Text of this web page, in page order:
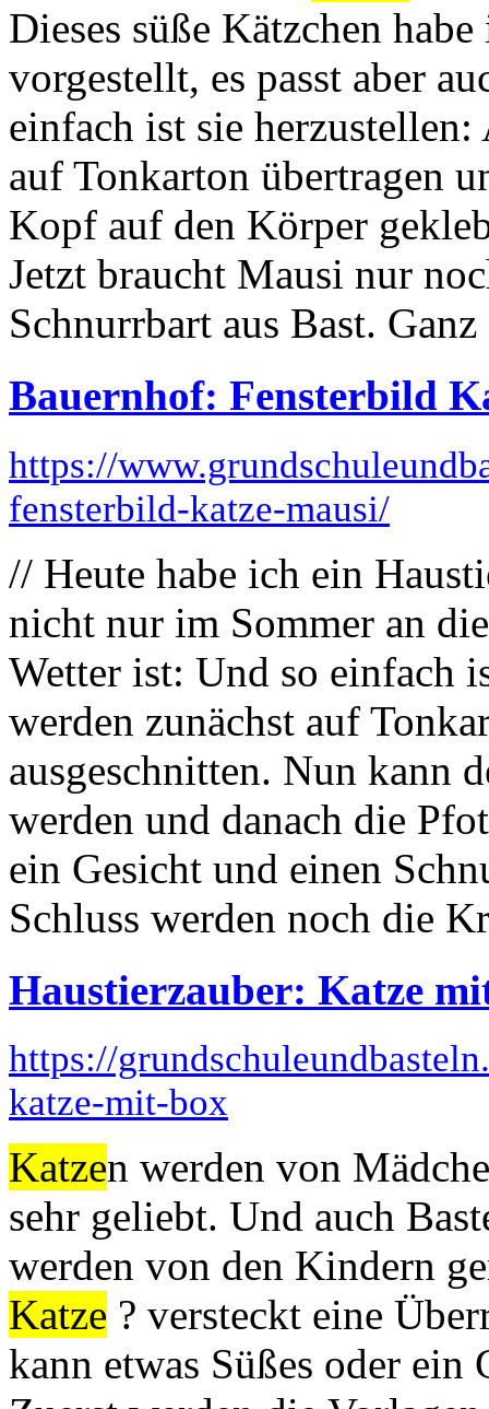
Dieses süße Kätzchen
vorgestellt, es passt aber
einfach ist sie
auf Tonkarton übertragen
Kopf auf den Körper
Jetzt braucht Mausi nur
Schnurrbart aus Bast.
Bauernhof: Fensterbild
https://
fensterbild-katze-mausi/
// Heute habe ich ein
nicht nur im Sommer an
Wetter ist: Und so einfach
werden zunächst auf
ausgeschnitten. Nun kann
werden und danach die
ein Gesicht und einen
Schluss werden noch die
Haustierzauber: Katze
https://
katze-mit-box
Katzen werden von
sehr geliebt. Und auch
werden von den Kindern
Katze ? versteckt eine
kann etwas Süßes oder ein